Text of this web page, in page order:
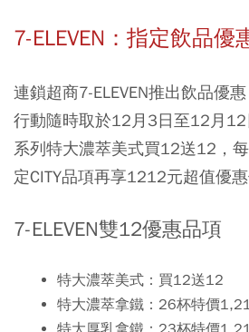
7-ELEVEN：指定飲品優
連鎖超商7-ELEVEN推出飲品優惠
行動隨時取於12月3日至12月12
系列特大濃萃美式買12送12，
定CITY品項再享1212元超值優惠
7-ELEVEN雙12優惠品項
特大濃萃美式：買12送12
特大濃萃拿鐵：26杯特價